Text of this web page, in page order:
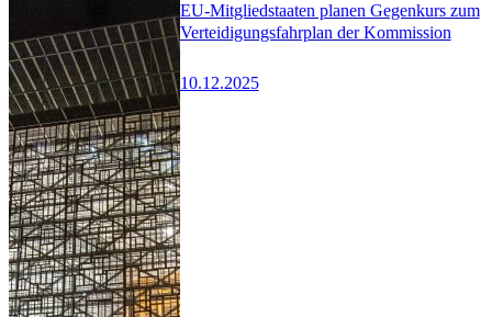
EU-Mitgliedstaaten planen Gegenkurs zum
Verteidigungsfahrplan der Kommission
10.12.2025